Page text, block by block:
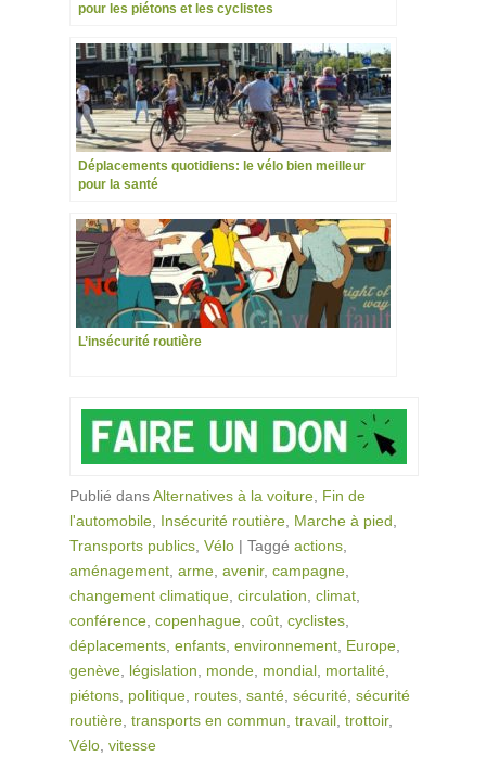
pour les piétons et les cyclistes
Déplacements quotidiens: le vélo bien meilleur
pour la santé
L’insécurité routière
Publié dansAlternatives à la voiture, Fin de
l'automobile, Insécurité routière, Marche à pied,
Transports publics, Vélo | Taggé actions,
aménagement, arme, avenir, campagne,
changement climatique, circulation, climat,
conférence, copenhague, coût, cyclistes,
déplacements, enfants, environnement, Europe,
genève, législation, monde, mondial, mortalité,
piétons, politique, routes, santé, sécurité, sécurité
routière, transports en commun, travail, trottoir,
Vélo, vitesse